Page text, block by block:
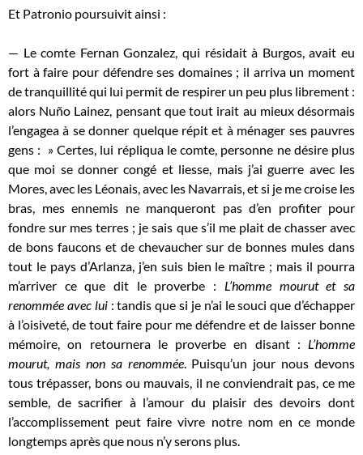
Et Patronio poursuivit ainsi :
— Le comte Fernan Gonzalez, qui résidait à Burgos, avait eu
fort à faire pour défendre ses domaines ; il arriva un moment
de tranquillité qui lui permit de respirer un peu plus librement :
alors Nuño Lainez, pensant que tout irait au mieux désormais
l’engagea à se donner quelque répit et à ménager ses pauvres
gens : » Certes, lui répliqua le comte, personne ne désire plus
que moi se donner congé et liesse, mais j’ai guerre avec les
Mores, avec les Léonais, avec les Navarrais, et si je me croise les
bras, mes ennemis ne manqueront pas d’en profiter pour
fondre sur mes terres ; je sais que s’il me plait de chasser avec
de bons faucons et de chevaucher sur de bonnes mules dans
tout le pays d’Arlanza, j’en suis bien le maître ; mais il pourra
m’arriver ce que dit le proverbe : L’homme mourut et sa
renommée avec lui: tandis que si je n’ai le souci que d’échapper
à l’oisiveté, de tout faire pour me défendre et de laisser bonne
mémoire, on retournera le proverbe en disant : L’homme
mourut, mais non sa renommée. Puisqu’un jour nous devons
tous trépasser, bons ou mauvais, il ne conviendrait pas, ce me
semble, de sacrifier à l’amour du plaisir des devoirs dont
l’accomplissement peut faire vivre notre nom en ce monde
longtemps après que nous n’y serons plus.